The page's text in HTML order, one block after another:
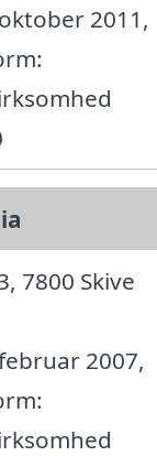
2011,
7800 Skive
2007,